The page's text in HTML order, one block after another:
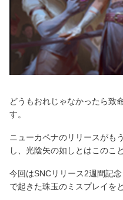
どうもおれじゃなかったら致
す。
ニューカペナのリリースがも
し、光陰矢の如しとはこのこ
今回はSNCリリース2週間記
で起きた珠玉のミスプレイを